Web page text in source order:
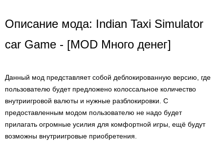
Описание мода: Indian Taxi Simulator
car Game - [MOD Много денег]
Данный мод представляет собой деблокированную версию, где
пользователю будет предложено колоссальное количество
внутриигровой валюты и нужные разблокировки. С
предоставленным модом пользователю не надо будет
прилагать огромные усилия для комфортной игры, ещё будут
возможны внутриигровые приобретения.